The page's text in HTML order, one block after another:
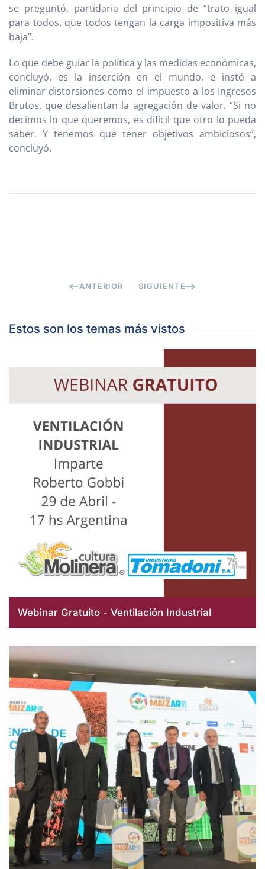
se preguntó, partidaria del principio de “trato igual
para todos, que todos tengan la carga impositiva más
baja”.
Lo que debe guiar la política y las medidas económicas,
concluyó, es la inserción en el mundo, e instó a
eliminar distorsiones como el impuesto a los Ingresos
Brutos, que desalientan la agregación de valor. “Si no
decimos lo que queremos, es difícil que otro lo pueda
saber. Y tenemos que tener objetivos ambiciosos”,
concluyó.
ANTERIOR SIGUIENTE
Estos son los temas más vistos
Webinar Gratuito - Ventilación Industrial